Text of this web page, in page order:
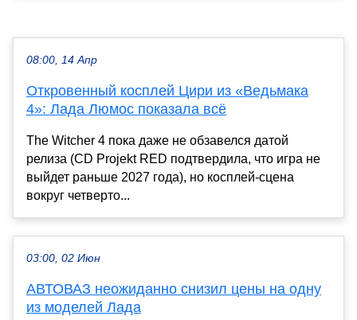
08:00, 14 Апр
Откровенный косплей Цири из «Ведьмака
4»: Лада Люмос показала всё
The Witcher 4 пока даже не обзавелся датой
релиза (CD Projekt RED подтвердила, что игра не
выйдет раньше 2027 года), но косплей-сцена
вокруг четверто...
03:00, 02 Июн
АВТОВАЗ неожиданно снизил цены на одну
из моделей Лада